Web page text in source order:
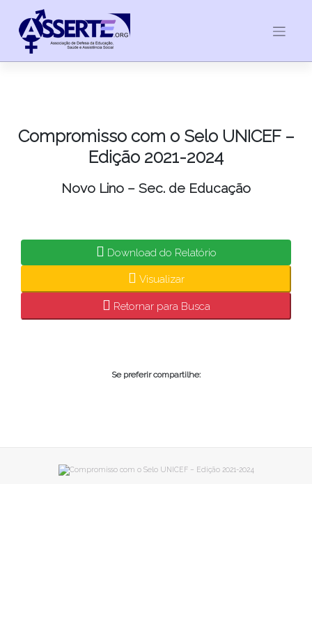
content
Compromisso com o Selo UNICEF –
Edição 2021-2024
Novo Lino – Sec. de Educação
Download do Relatório
Visualizar
Retornar para Busca
Se preferir compartilhe: